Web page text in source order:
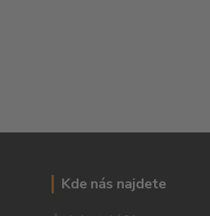
Kde nás najdete